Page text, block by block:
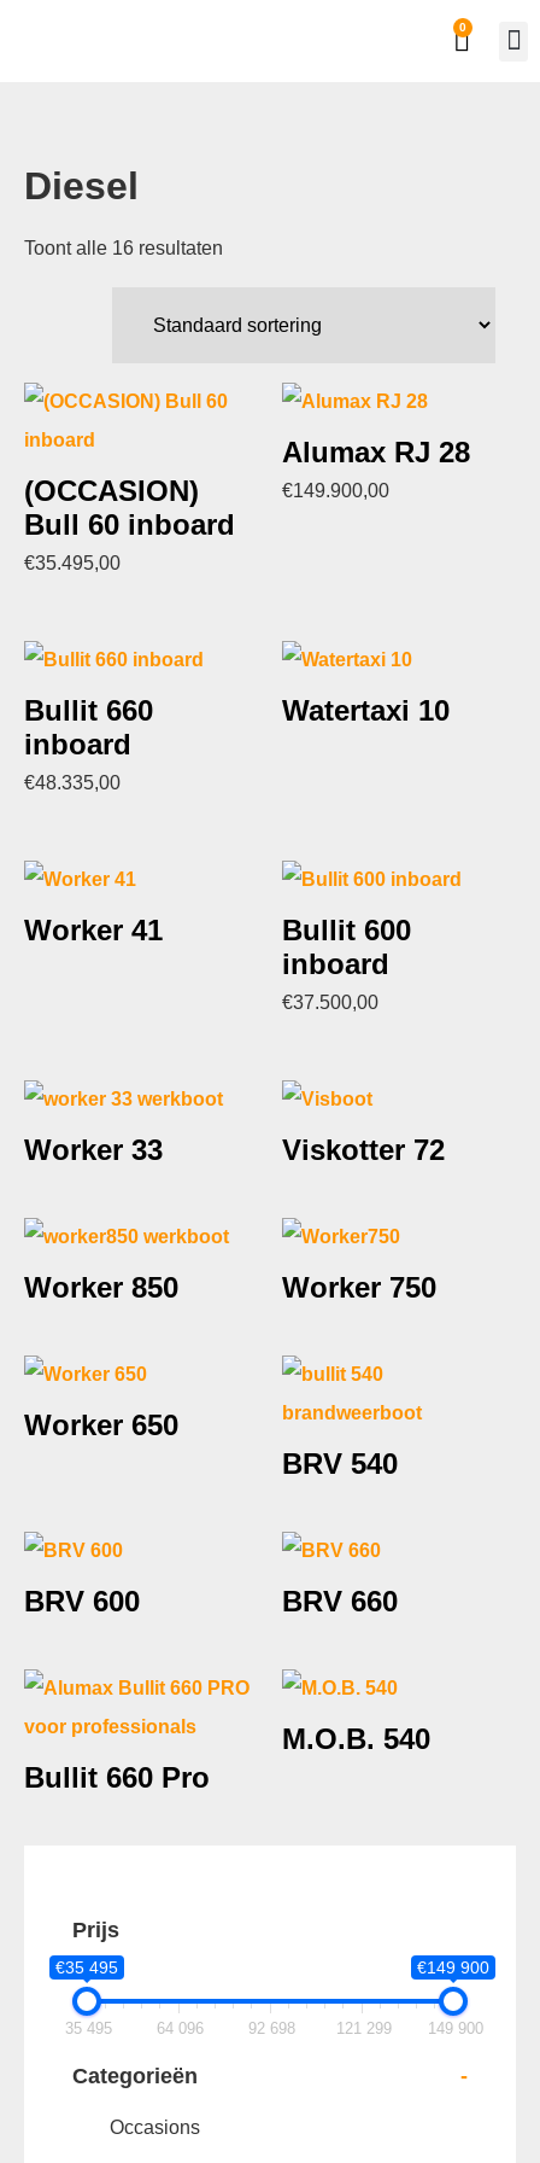
0
Prijs
€35 495 €149 900
35 495 64 096 92 698 121 299 149 900
Categorieën -
Occasions
Diesel
Toont alle 16 resultaten
(OCCASION)
Bull 60 inboard
€35.495,00
Alumax RJ 28
€149.900,00
Bullit 660
inboard
€48.335,00
Watertaxi 10
Worker 41
Bullit 600
inboard
€37.500,00
Worker 33 Viskotter 72
Worker 850 Worker 750
Worker 650
BRV 540
BRV 600 BRV 660
Bullit 660 Pro
M.O.B. 540